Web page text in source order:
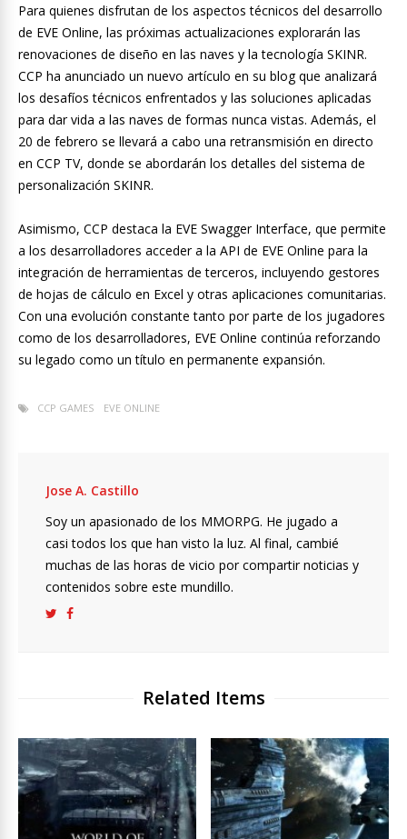
Para quienes disfrutan de los aspectos técnicos del desarrollo
de EVE Online, las próximas actualizaciones explorarán las
renovaciones de diseño en las naves y la tecnología SKINR.
CCP ha anunciado un nuevo artículo en su blog que analizará
los desafíos técnicos enfrentados y las soluciones aplicadas
para dar vida a las naves de formas nunca vistas. Además, el
20 de febrero se llevará a cabo una retransmisión en directo
en CCP TV, donde se abordarán los detalles del sistema de
personalización SKINR.
Asimismo, CCP destaca la EVE Swagger Interface, que permite
a los desarrolladores acceder a la API de EVE Online para la
integración de herramientas de terceros, incluyendo gestores
de hojas de cálculo en Excel y otras aplicaciones comunitarias.
Con una evolución constante tanto por parte de los jugadores
como de los desarrolladores, EVE Online continúa reforzando
su legado como un título en permanente expansión.
CCP GAMES EVE ONLINE
Jose A. Castillo
Soy un apasionado de los MMORPG. He jugado a
casi todos los que han visto la luz. Al final, cambié
muchas de las horas de vicio por compartir noticias y
contenidos sobre este mundillo.
Related Items